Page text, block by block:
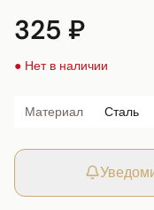
325 ₽
● Нет в наличии
Материал Сталь